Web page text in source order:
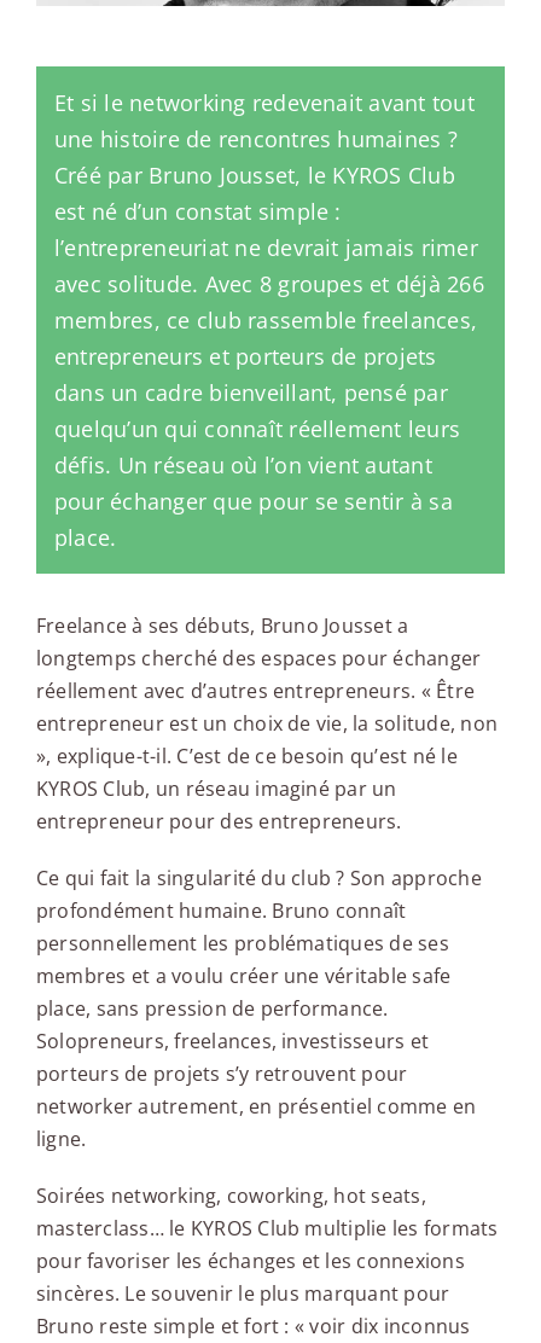
Et si le networking redevenait avant tout
une histoire de rencontres humaines ?
Créé par Bruno Jousset, le KYROS Club
est né d’un constat simple :
l’entrepreneuriat ne devrait jamais rimer
avec solitude. Avec 8 groupes et déjà 266
membres, ce club rassemble freelances,
entrepreneurs et porteurs de projets
dans un cadre bienveillant, pensé par
quelqu’un qui connaît réellement leurs
défis. Un réseau où l’on vient autant
pour échanger que pour se sentir à sa
place.
Freelance à ses débuts, Bruno Jousset a
longtemps cherché des espaces pour échanger
réellement avec d’autres entrepreneurs. « Être
entrepreneur est un choix de vie, la solitude, non
», explique-t-il. C’est de ce besoin qu’est né le
KYROS Club, un réseau imaginé par un
entrepreneur pour des entrepreneurs.
Ce qui fait la singularité du club ? Son approche
profondément humaine. Bruno connaît
personnellement les problématiques de ses
membres et a voulu créer une véritable safe
place, sans pression de performance.
Solopreneurs, freelances, investisseurs et
porteurs de projets s’y retrouvent pour
networker autrement, en présentiel comme en
ligne.
Soirées networking, coworking, hot seats,
masterclass… le KYROS Club multiplie les formats
pour favoriser les échanges et les connexions
sincères. Le souvenir le plus marquant pour
Bruno reste simple et fort : « voir dix inconnus